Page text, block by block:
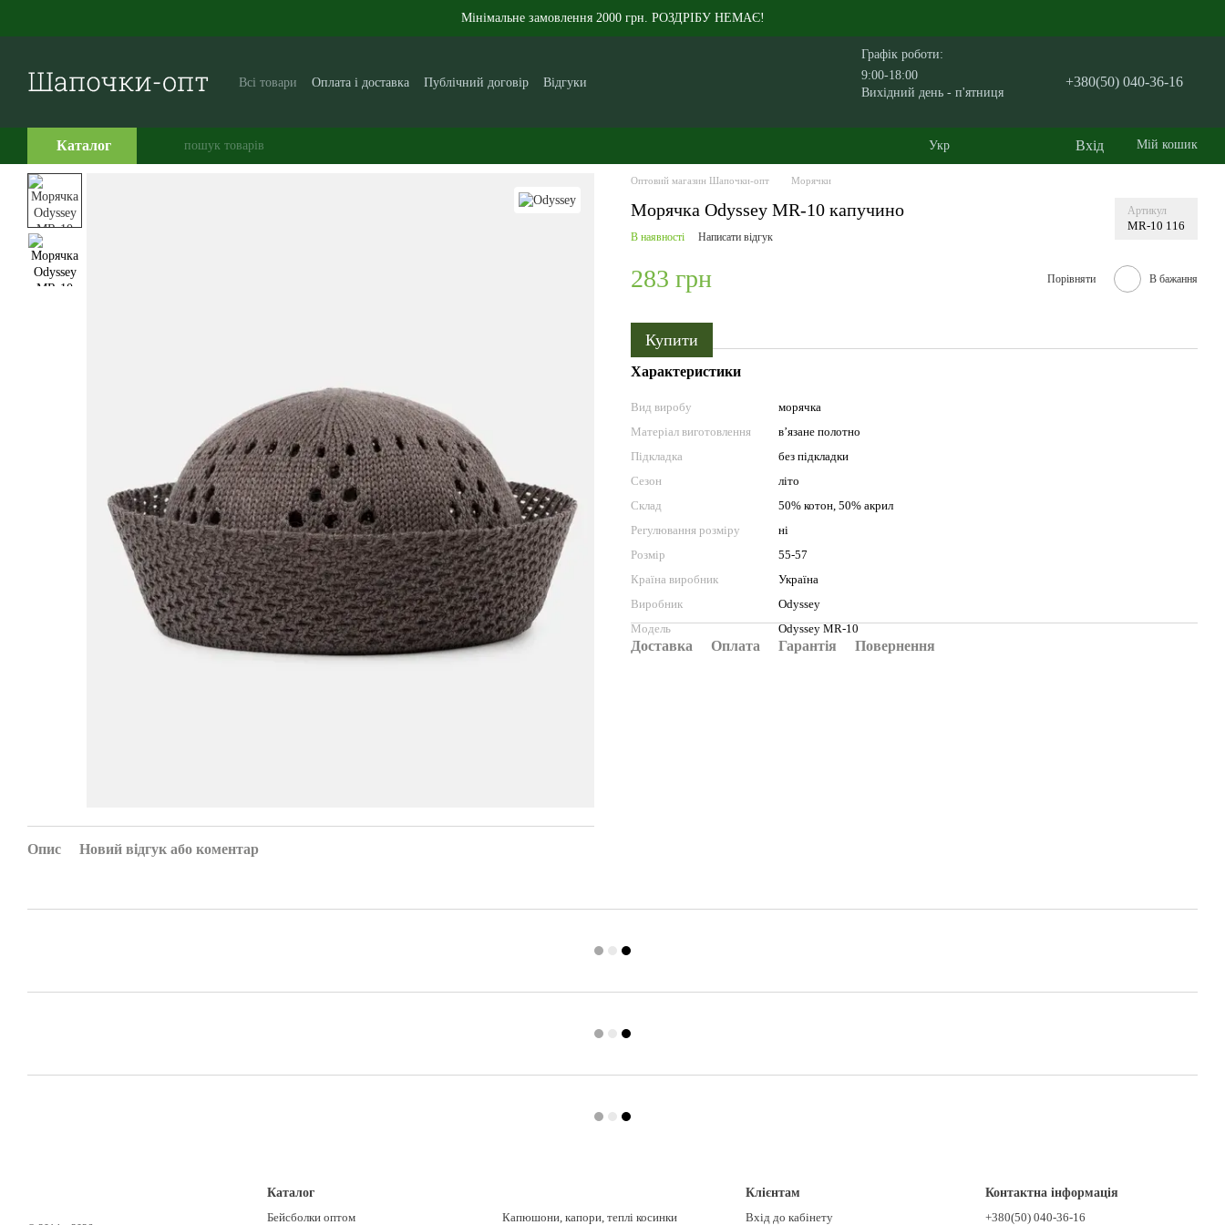
Мінімальне замовлення 2000 грн. РОЗДРІБУ НЕМАЄ!
Всі товари Оплата і доставка Публічний договір
Відгуки
Графік роботи:
9:00-18:00
Вихідний день - п'ятниця
+380(50) 040-36-16
Каталог Укр Вхід Мій кошик
Опис Новий відгук або коментар
Оптовий магазин Шапочки-опт Морячки
Морячка Odyssey MR-10 капучино Артикул
MR-10 116
В наявності Написати відгук
283 грн Порівняти В бажання
Купити
Характеристики
Вид виробу
морячка
Матеріал виготовлення
в’язане полотно
Підкладка
без підкладки
Сезон
літо
Склад
50% котон, 50% акрил
Регулювання розміру
ні
Розмір
55-57
Країна виробник
Україна
Виробник
Odyssey
Модель
Odyssey MR-10
Доставка Оплата Гарантія Повернення
Каталог
Бейсболки оптом
Капюшони, капори, теплі косинки
Клієнтам
Вхід до кабінету
Контактна інформація
+380(50) 040-36-16